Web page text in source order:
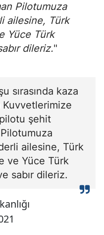
Pilotumuza
ailesine, Türk
Yüce Türk
dileriz."
sırasında kaza
Kuvvetlerimize
pilotu şehit
ailesine, Türk
ve Yüce Türk
sabır dileriz.